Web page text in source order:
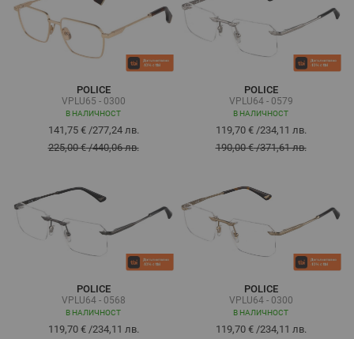
POLICE
VPLU65 - 0300
В НАЛИЧНОСТ
141,75 €/277,24 лв.
225,00 €/440,06 лв.
POLICE
VPLU64 - 0579
В НАЛИЧНОСТ
119,70 €/234,11 лв.
190,00 €/371,61 лв.
POLICE
VPLU64 - 0568
В НАЛИЧНОСТ
119,70 €/234,11 лв.
POLICE
VPLU64 - 0300
В НАЛИЧНОСТ
119,70 €/234,11 лв.